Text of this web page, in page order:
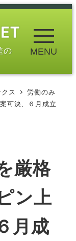
の MENU
ス
労働のみ
可決、６月成立
厳格
ン上
月成